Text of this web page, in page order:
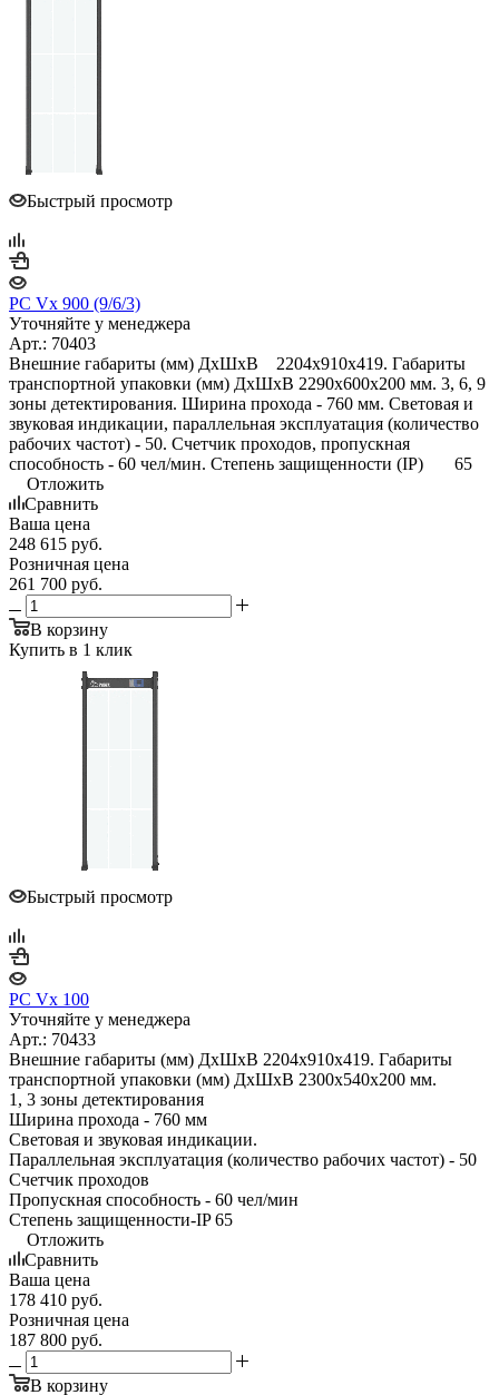
Быстрый просмотр
PC Vx 900 (9/6/3)
Уточняйте у менеджера
Арт.: 70403
Внешние габариты (мм) ДхШхВ 2204x910x419. Габариты
транспортной упаковки (мм) ДхШхВ 2290x600x200 мм. 3, 6, 9
зоны детектирования. Ширина прохода - 760 мм. Световая и
звуковая индикации, параллельная эксплуатация (количество
рабочих частот) - 50. Счетчик проходов, пропускная
способность - 60 чел/мин. Степень защищенности (IP) 65
Отложить
Сравнить
Ваша цена
248 615 руб.
Розничная цена
261 700 руб.
В корзину
Купить в 1 клик
Быстрый просмотр
PC Vx 100
Уточняйте у менеджера
Арт.: 70433
Внешние габариты (мм) ДхШхВ 2204x910x419. Габариты
транспортной упаковки (мм) ДхШхВ 2300x540x200 мм.
1, 3 зоны детектирования
Ширина прохода - 760 мм
Световая и звуковая индикации.
Параллельная эксплуатация (количество рабочих частот) - 50
Счетчик проходов
Пропускная способность - 60 чел/мин
Степень защищенности-IP 65
Отложить
Сравнить
Ваша цена
178 410 руб.
Розничная цена
187 800 руб.
В корзину